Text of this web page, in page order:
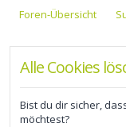
Foren-Übersicht
Alle Cookies
Bist du dir sicher,
möchtest?